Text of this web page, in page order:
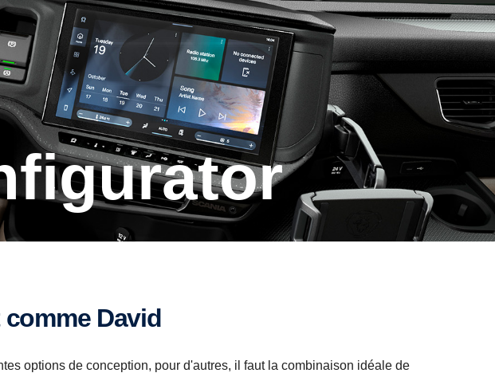
comme David
options de conception, pour d'autres, il faut la combinaison idéale de